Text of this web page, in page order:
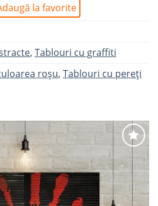
Adaugă
favorite
la favorite
, Tablouri cu graffiti
roșu, Tablouri cu pereți